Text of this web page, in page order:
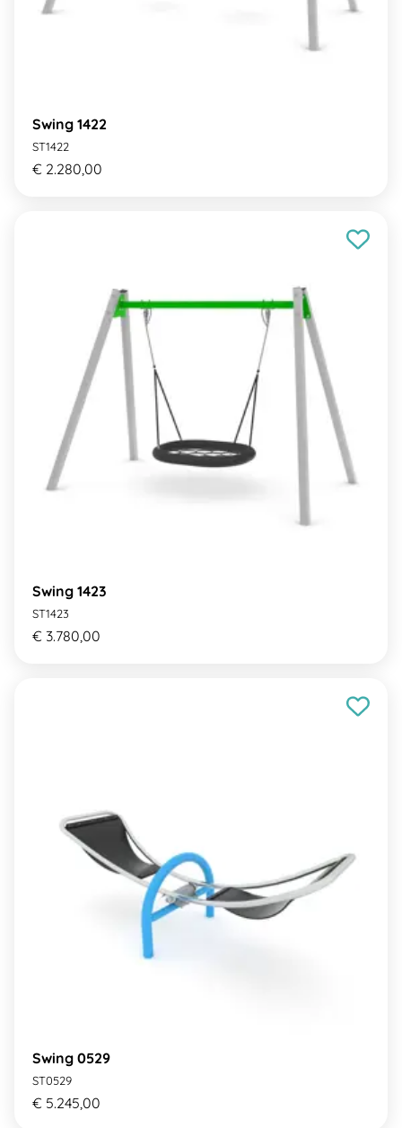
Swing 1422
ST1422
€ 2.280,00
Swing 1423
ST1423
€ 3.780,00
Swing 0529
ST0529
€ 5.245,00